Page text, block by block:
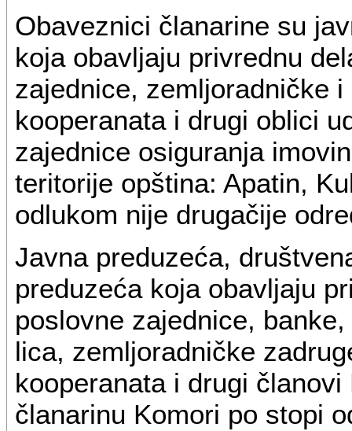
Obaveznici članarine su
koja obavljaju privrednu
zajednice, zemljoradničke
kooperanata i drugi oblici
zajednice osiguranja
teritorije opština: Apatin,
odlukom nije drugačije
Javna preduzeća,
preduzeća koja obavljaju
poslovne zajednice,
lica, zemljoradničke
kooperanata i drugi
članarinu Komori po stopi